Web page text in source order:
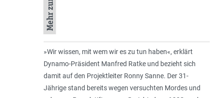
»Wir wissen, mit wem wir es zu tun haben«, erklärt
Dynamo-Präsident Manfred Ratke und bezieht sich
damit auf den Projektleiter Ronny Sanne. Der 31-
Jährige stand bereits wegen versuchten Mordes und